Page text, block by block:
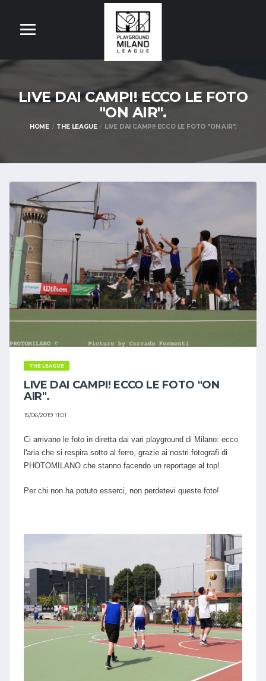
LIVE DAI CAMPI! ECCO LE FOTO
"ON AIR".
HOME THE LEAGUE LIVE DAI CAMPI! ECCO LE FOTO "ON AIR".
THE LEAGUE
LIVE DAI CAMPI! ECCO LE FOTO "ON
AIR".
15/06/2019 11:01
Ci arrivano le foto in diretta dai vari playground di Milano: ecco
l'aria che si respira sotto al ferro, grazie ai nostri fotografi di
PHOTOMILANO che stanno facendo un reportage al top!
Per chi non ha potuto esserci, non perdetevi queste foto!